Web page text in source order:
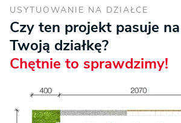
USYTUOWANIE NA DZIAŁCE
Czy ten projekt pasuje na
Twoją działkę?
Chętnie to sprawdzimy!